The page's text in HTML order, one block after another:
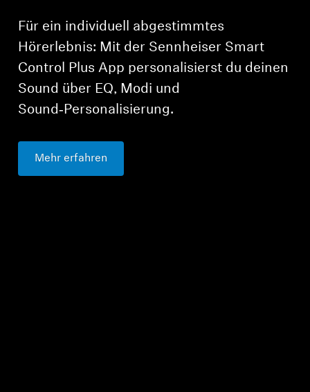
Für ein individuell abgestimmtes
Hörerlebnis: Mit der Sennheiser Smart
Control Plus App personalisierst du deinen
Sound über EQ, Modi und
Sound‑Personalisierung.
Mehr erfahren